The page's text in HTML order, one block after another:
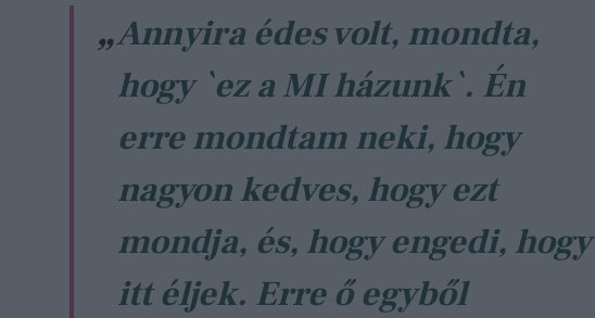
Annyira édes volt, mondta,
hogy `ez a MI házunk`. Én
erre mondtam neki, hogy
nagyon kedves, hogy ezt
mondja, és, hogy engedi, hogy
itt éljek. Erre ő egyből